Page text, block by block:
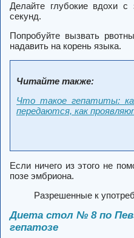
Делайте глубокие вдохи
секунд.
Попробуйте вызвать
надавить на корень языка.
Читайте также:
Что такое гепатиты:
передаются, как
Если ничего из этого не
позе эмбриона.
Разрешенные к
Диета стол № 8 по
гепатозе